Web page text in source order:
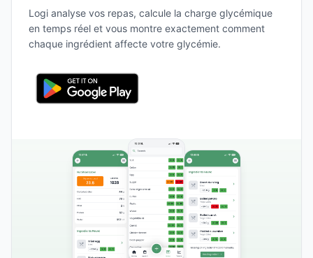
Logi analyse vos repas, calcule la charge glycémique
en temps réel et vous montre exactement comment
chaque ingrédient affecte votre glycémie.